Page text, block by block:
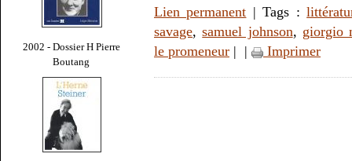
2002 - Dossier H Pierre
Boutang
Lien permanent | Tags :
savage,samuel johnson, giorgio
le promeneur | | Imprimer